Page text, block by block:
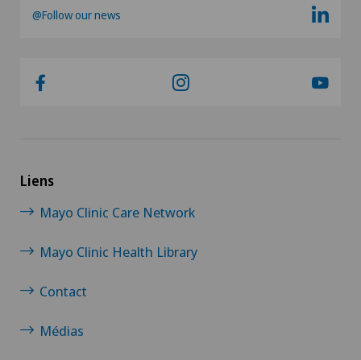
Gynécologie
Hernie discale cervicale
Hernie discale lombaire
Hernie discale thoracique
Infectiologie
@Follow our news
Liens
Mayo Clinic Care Network
Mayo Clinic Health Library
Contact
Médias